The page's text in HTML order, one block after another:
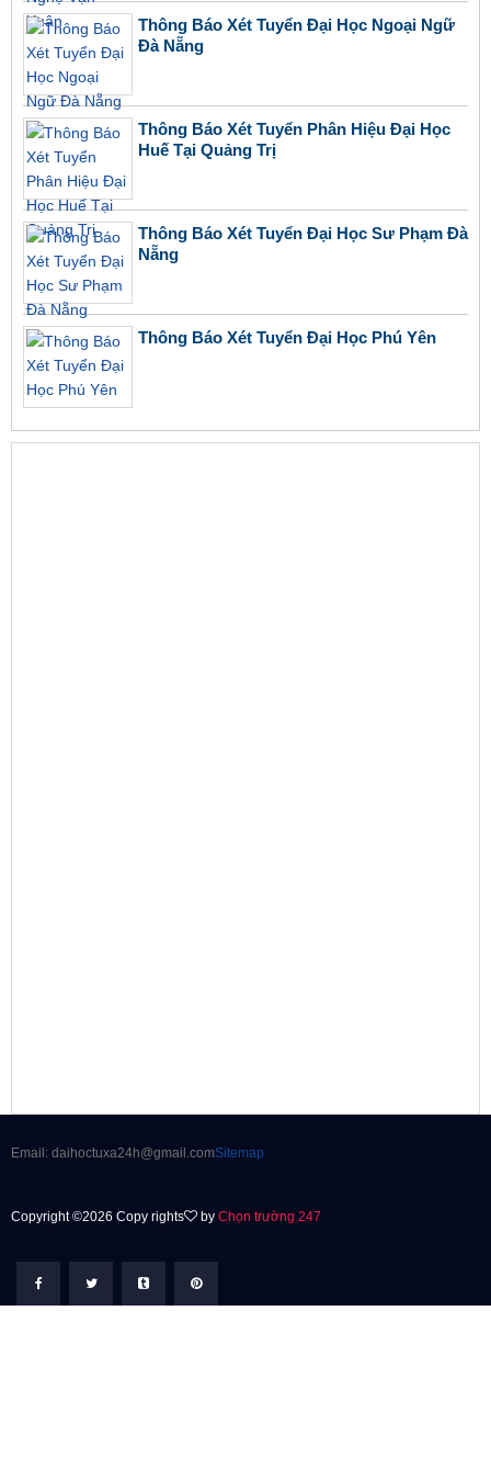
Thông Báo Xét Tuyển Đại Học Ngoại Ngữ
Đà Nẵng
Thông Báo Xét Tuyển Phân Hiệu Đại Học
Huế Tại Quảng Trị
Thông Báo Xét Tuyển Đại Học Sư Phạm Đà
Nẵng
Thông Báo Xét Tuyển Đại Học Phú Yên
Email: daihoctuxa24h@gmail.comSitemap
Copyright ©2026 Copy rights by Chọn trường 247